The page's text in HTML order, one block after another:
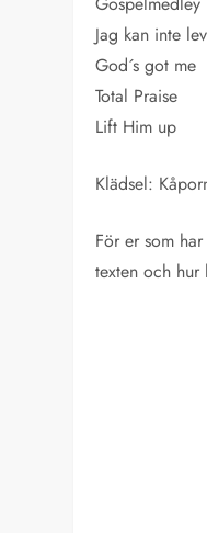
Jag kan inte
God´s got me
Total Praise
Lift Him up
Klädsel:
För er som
texten och hur